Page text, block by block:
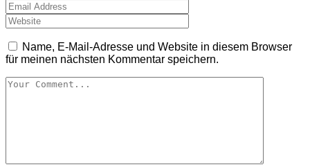
Name, E-Mail-Adresse und Website in diesem Browser
für meinen nächsten Kommentar speichern.